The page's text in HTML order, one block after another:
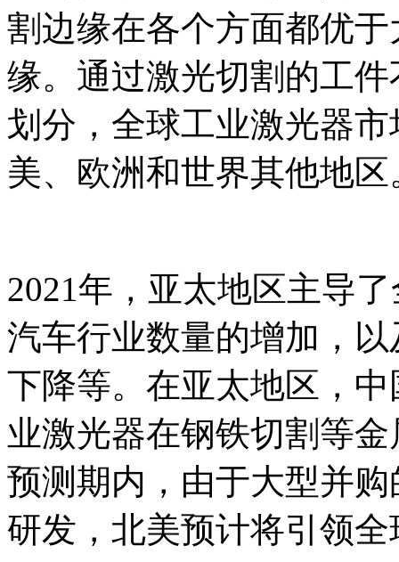
割边缘在各个方面都优
缘。通过激光切割的工
划分，全球工业激光器
美、欧洲和世界其他地区
2021年，亚太地区主导
汽车行业数量的增加，
下降等。在亚太地区，
业激光器在钢铁切割等
预测期内，由于大型并
研发，北美预计将引领